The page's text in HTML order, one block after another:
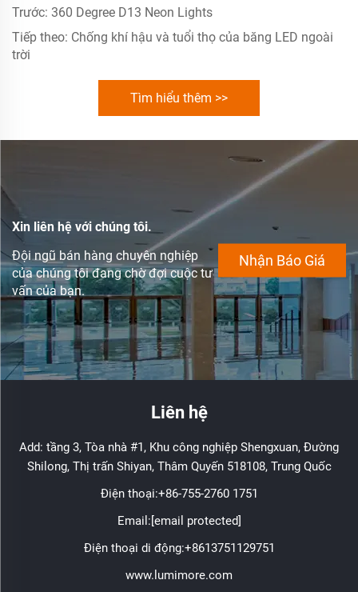
Trước: 360 Degree D13 Neon Lights
Tiếp theo: Chống khí hậu và tuổi thọ của băng LED ngoài
trời
Tìm hiểu thêm >>
Xin liên hệ với chúng tôi.
Đội ngũ bán hàng chuyên nghiệp
của chúng tôi đang chờ đợi cuộc tư
vấn của bạn.
Nhận Báo Giá
Liên hệ
Add: tầng 3, Tòa nhà #1, Khu công nghiệp Shengxuan, Đường
Shilong, Thị trấn Shiyan, Thâm Quyến 518108, Trung Quốc
Điện thoại:+86-755-2760 1751
Email:[email protected]
Điện thoại di động:+8613751129751
www.lumimore.com